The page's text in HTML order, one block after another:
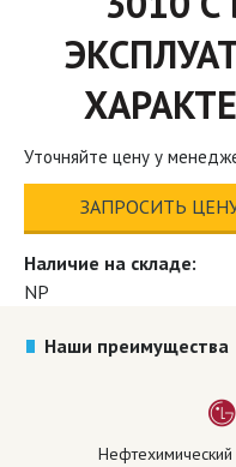
Уточняйте цену у
ЗАПРОСИТЬ
Наличие на складе:
NP
Наши преимущества